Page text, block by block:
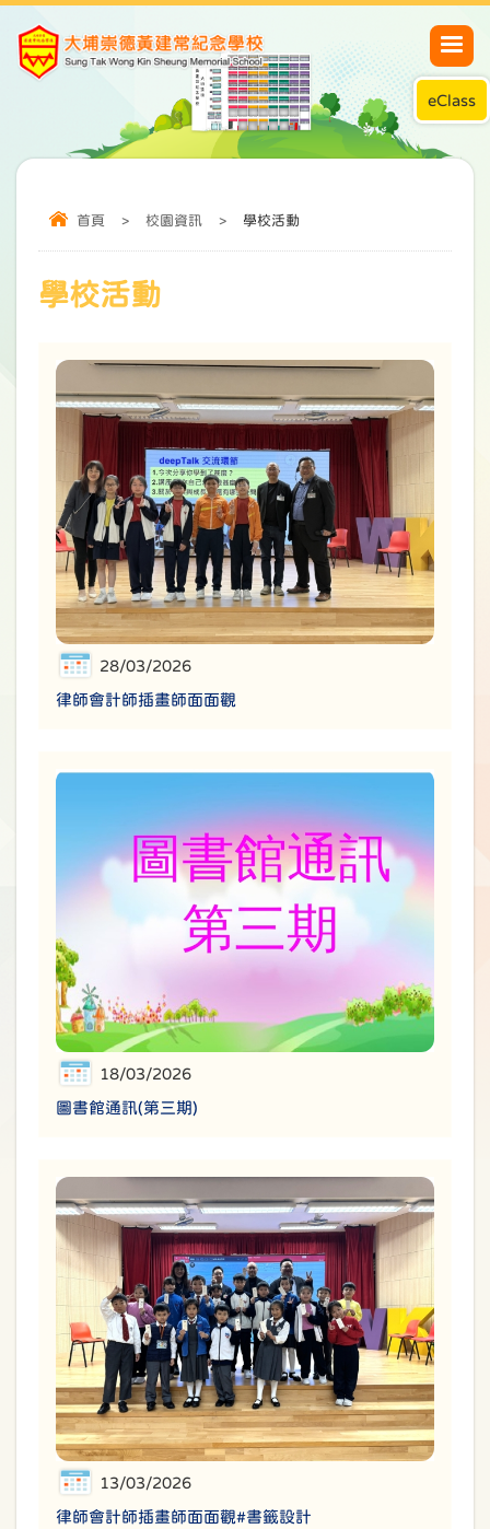
eClass
首頁 > 校園資訊 > 學校活動
學校活動
28/03/2026
律師會計師插畫師面面觀
18/03/2026
圖書館通訊(第三期)
13/03/2026
律師會計師插畫師面面觀#書籤設計